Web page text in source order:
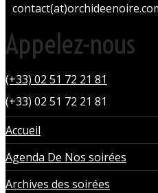
Appelez-nous
(+33) 02 51 72 21 81
(+33) 02 51 72 21 81
Accueil
Agenda De Nos soirées
Archives des soirées